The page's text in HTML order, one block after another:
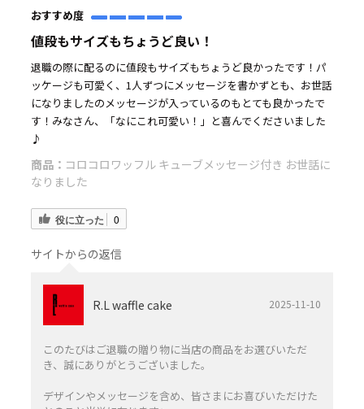
おすすめ度
値段もサイズもちょうど良い！
退職の際に配るのに値段もサイズもちょうど良かったです！パ
ッケージも可愛く、1人ずつにメッセージを書かずとも、お世話
になりましたのメッセージが入っているのもとても良かったで
す！みなさん、「なにこれ可愛い！」と喜んでくださいました
♪
商品： コロコロワッフル キューブメッセージ付き お世話に
なりました
役に立った 0
サイトからの返信
R.L waffle cake 2025-11-10
このたびはご退職の贈り物に当店の商品をお選びいただ
き、誠にありがとうございました。
デザインやメッセージを含め、皆さまにお喜びいただけた